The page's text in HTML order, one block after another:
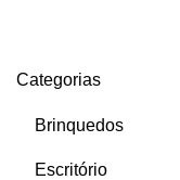
Categorias
Brinquedos
Escritório